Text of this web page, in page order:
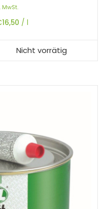
MwSt.
16,50 / l
Nicht vorrätig